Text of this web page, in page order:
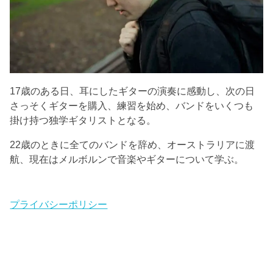
17歳のある日、耳にしたギターの演奏に感動し、次の日
さっそくギターを購入、練習を始め、バンドをいくつも
掛け持つ独学ギタリストとなる。
22歳のときに全てのバンドを辞め、オーストラリアに渡
航、現在はメルボルンで音楽やギターについて学ぶ。
プライバシーポリシー